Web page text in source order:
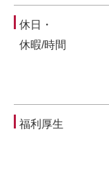
休日・
休暇/時間
福利厚生